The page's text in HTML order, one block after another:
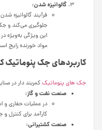
گالوانیزه شدن:
فرآیند گالوانیزه
جلوگیری می‌کند و
این ویژگی به‌ویژه
مواد خورنده رایج
کاربردهای جک پنوماتیک
جک های پنوماتیک کمربند دار در
صنعت نفت و گاز:
در عملیات حفاری و
کارآمد برای کنترل
صنعت کشتیرانی: